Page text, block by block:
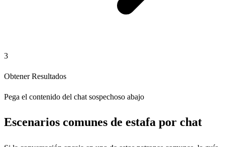
3
Obtener Resultados
Pega el contenido del chat sospechoso abajo
Escenarios comunes de estafa por chat